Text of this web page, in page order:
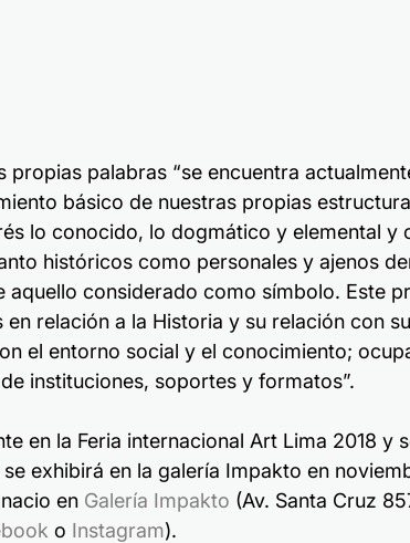
propias palabras “se encuentra
básico de nuestras propias
lo conocido, lo dogmático y elemental y
históricos como personales y ajenos
aquello considerado como símbolo. Este
relación a la Historia y su relación con
el entorno social y el conocimiento;
instituciones, soportes y formatos”.
en la Feria internacional Art Lima 2018 y
exhibirá en la galería Impakto en
en Galería Impakto (Av. Santa Cruz
o Instagram).